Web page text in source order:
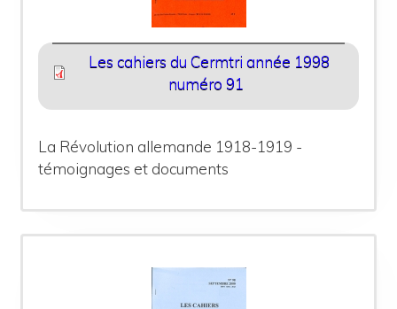
Les cahiers du Cermtri année 1998
numéro 91
La Révolution allemande 1918-1919 -
témoignages et documents